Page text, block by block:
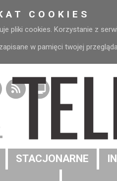
COOKIES
pliki cookies. Korzystanie z
w pamięci twojej
STACJONARNE